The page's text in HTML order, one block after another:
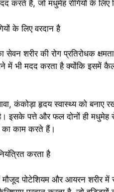
करते हैं, जो मधुमेह रोगियों के
के लिए वरदान है
सेवन शरीर की रोग प्रतिरोधक
में भी मदद करता है क्योंकि इसमें
कंकोड़ा हृदय स्वास्थ्य को बनाए
इसके पत्ते और फल दोनों ही मधुमेह
काम करते हैं।
करता है
पोटेशियम और आयरन शरीर